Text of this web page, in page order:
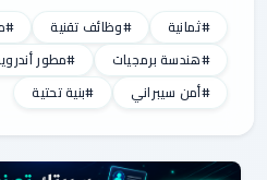
#ثمانية #وظائف تقنية
#هندسة برمجيات
#مطور
#أمن سيبراني
#بنية تحتية